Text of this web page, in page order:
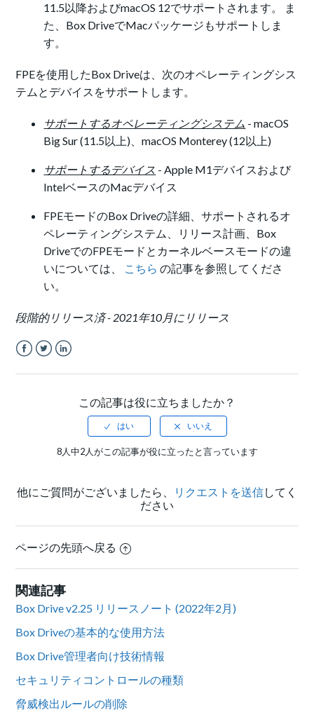
11.5以降およびmacOS 12でサポートされます。 ま
た、Box DriveでMacパッケージもサポートしま
す。
FPEを使用したBox Driveは、次のオペレーティングシス
テムとデバイスをサポートします。
サポートするオペレーティングシステム - macOS
Big Sur (11.5以上)、macOS Monterey (12以上)
サポートするデバイス - Apple M1デバイスおよび
IntelベースのMacデバイス
FPEモードのBox Driveの詳細、サポートされるオ
ペレーティングシステム、リリース計画、Box
DriveでのFPEモードとカーネルベースモードの違
いについては、 こちら の記事を参照してくださ
い。
段階的リリース済 - 2021年10月にリリース
この記事は役に立ちましたか？
8人中2人がこの記事が役に立ったと言っています
他にご質問がございましたら、 リクエストを送信してく
ださい
ページの先頭へ戻る
関連記事
Box Drive v2.25 リリースノート (2022年2月)
Box Driveの基本的な使用方法
Box Drive管理者向け技術情報
セキュリティコントロールの種類
脅威検出ルールの削除